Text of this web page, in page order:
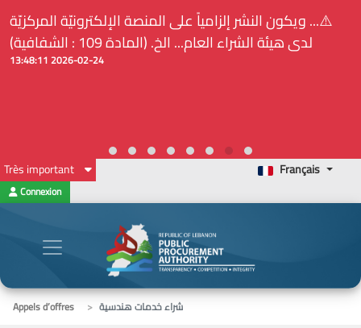
⚠️... ويكون النشر إلزامياً على المنصة الإلكترونيّة المركزيّة
لدى هيئة الشراء العام... الخ. (المادة 109 : الشفافية)
2026-02-24 13:48:11
Très important Français
Connexion
Appels d’offres
شراء خدمات هندسية